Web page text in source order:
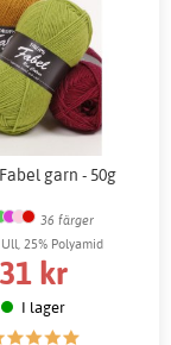
garn - 50g
36 färger
25% Polyamid
31 kr
I lager